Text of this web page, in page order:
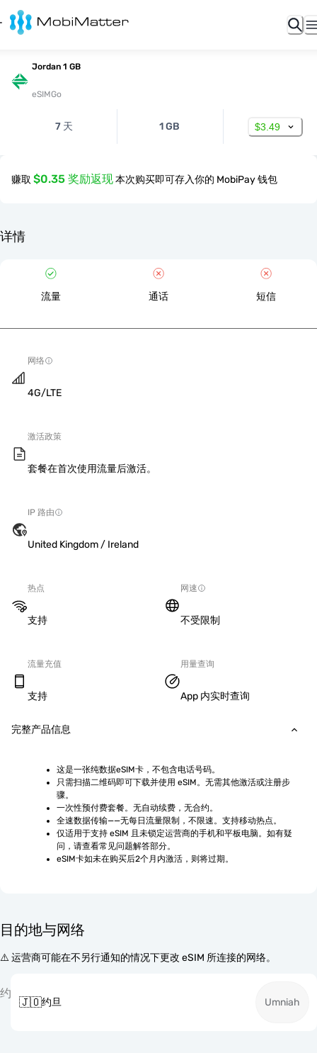
Jordan 1 GB
eSIMGo
7 天 1 GB $3.49
赚取 $0.35 奖励返现本次购买即可存入你的 MobiPay 钱包
详情
流量 通话 短信
网络
4G/LTE
激活政策
套餐在首次使用流量后激活。
IP 路由
United Kingdom / Ireland
热点
支持
网速
不受限制
流量充值
支持
用量查询
App 内实时查询
完整产品信息
这是一张纯数据eSIM卡，不包含电话号码。
只需扫描二维码即可下载并使用 eSIM。无需其他激活或注册步
骤。
一次性预付费套餐。无自动续费，无合约。
全速数据传输——无每日流量限制，不限速。支持移动热点。
仅适用于支持 eSIM 且未锁定运营商的手机和平板电脑。如有疑
问，请查看常见问题解答部分。
eSIM卡如未在购买后2个月内激活，则将过期。
目的地与网络
⚠️ 运营商可能在不另行通知的情况下更改 eSIM 所连接的网络。
约
🇯🇴约旦 Umniah